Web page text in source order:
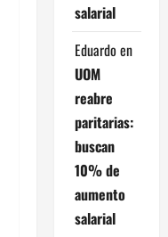
salarial
Eduardo en
UOM
reabre
paritarias:
buscan
10% de
aumento
salarial